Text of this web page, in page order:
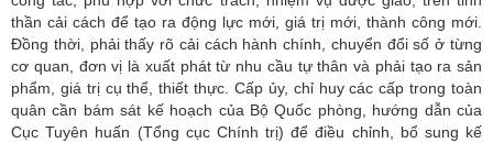
thần cải cách để tạo ra động lực mới, giá trị mới, thành công mới.
Đồng thời, phải thấy rõ cải cách hành chính, chuyển đổi số ở từng
cơ quan, đơn vị là xuất phát từ nhu cầu tự thân và phải tạo ra sản
phẩm, giá trị cụ thể, thiết thực. Cấp ủy, chỉ huy các cấp trong toàn
quân cần bám sát kế hoạch của Bộ Quốc phòng, hướng dẫn của
Cục Tuyên huấn (Tổng cục Chính trị) để điều chỉnh, bổ sung kế